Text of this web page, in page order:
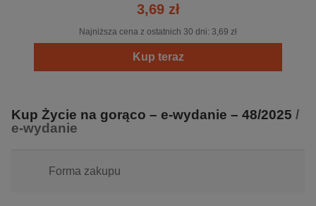
3,69 zł
Najniższa cena z ostatnich 30 dni: 3,69 zł
Kup teraz
Kup Życie na gorąco – e-wydanie – 48/2025 /
e-wydanie
Forma zakupu